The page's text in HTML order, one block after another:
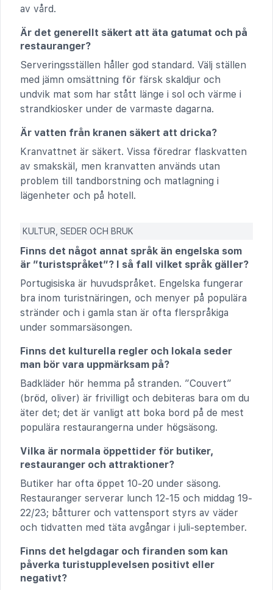
av vård.
Är det generellt säkert att äta gatumat och på
restauranger?
Serveringsställen håller god standard. Välj ställen
med jämn omsättning för färsk skaldjur och
undvik mat som har stått länge i sol och värme i
strandkiosker under de varmaste dagarna.
Är vatten från kranen säkert att dricka?
Kranvattnet är säkert. Vissa föredrar flaskvatten
av smakskäl, men kranvatten används utan
problem till tandborstning och matlagning i
lägenheter och på hotell.
KULTUR, SEDER OCH BRUK
Finns det något annat språk än engelska som
är ”turistspråket”? I så fall vilket språk gäller?
Portugisiska är huvudspråket. Engelska fungerar
bra inom turistnäringen, och menyer på populära
stränder och i gamla stan är ofta flerspråkiga
under sommarsäsongen.
Finns det kulturella regler och lokala seder
man bör vara uppmärksam på?
Badkläder hör hemma på stranden. ”Couvert”
(bröd, oliver) är frivilligt och debiteras bara om du
äter det; det är vanligt att boka bord på de mest
populära restaurangerna under högsäsong.
Vilka är normala öppettider för butiker,
restauranger och attraktioner?
Butiker har ofta öppet 10-20 under säsong.
Restauranger serverar lunch 12-15 och middag 19-
22/23; båtturer och vattensport styrs av väder
och tidvatten med täta avgångar i juli-september.
Finns det helgdagar och firanden som kan
påverka turistupplevelsen positivt eller
negativt?